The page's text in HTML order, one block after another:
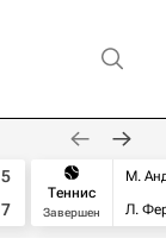
5
7
Теннис
Завершен
М.
Л.